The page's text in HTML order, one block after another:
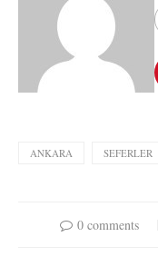
ANKARA SEFERLER
0 comments